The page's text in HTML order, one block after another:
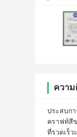
ควา
ประสบก
คราฟท์สี
ที่รวดเร็ว